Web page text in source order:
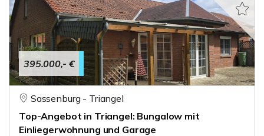
395.000,- €
Sassenburg - Triangel
Top-Angebot in Triangel: Bungalow mit
Einliegerwohnung und Garage